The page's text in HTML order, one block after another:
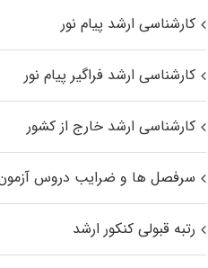
کارشناسی ارشد پیام نور
کارشناسی ارشد فراگیر پیام نور
کارشناسی ارشد خارج از کشور
سرفصل ها و ضرایب دروس
رتبه قبولی کنکور ارشد